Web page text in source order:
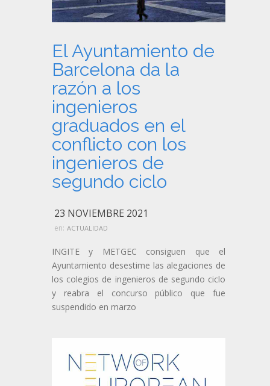
El Ayuntamiento de
Barcelona da la
razón a los
ingenieros
graduados en el
conflicto con los
ingenieros de
segundo ciclo
23 NOVIEMBRE 2021
en: ACTUALIDAD
INGITE y METGEC consiguen que el
Ayuntamiento desestime las alegaciones de
los colegios de ingenieros de segundo ciclo
y reabra el concurso público que fue
suspendido en marzo